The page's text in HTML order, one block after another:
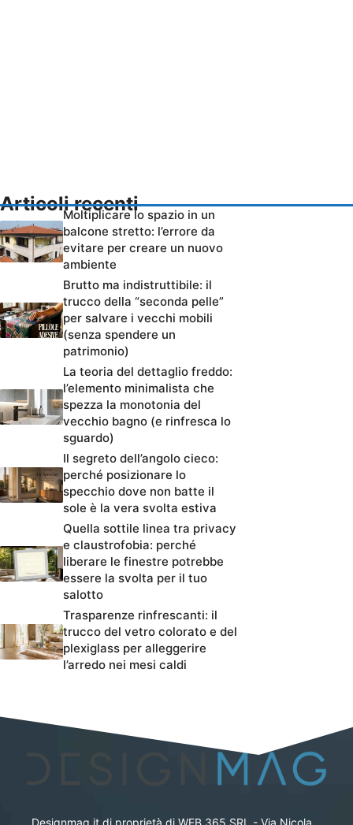
Articoli recenti
Moltiplicare lo spazio in un
balcone stretto: l’errore da
evitare per creare un nuovo
ambiente
Brutto ma indistruttibile: il
trucco della “seconda pelle”
per salvare i vecchi mobili
(senza spendere un
patrimonio)
La teoria del dettaglio freddo:
l’elemento minimalista che
spezza la monotonia del
vecchio bagno (e rinfresca lo
sguardo)
Il segreto dell’angolo cieco:
perché posizionare lo
specchio dove non batte il
sole è la vera svolta estiva
Quella sottile linea tra privacy
e claustrofobia: perché
liberare le finestre potrebbe
essere la svolta per il tuo
salotto
Trasparenze rinfrescanti: il
trucco del vetro colorato e del
plexiglass per alleggerire
l’arredo nei mesi caldi